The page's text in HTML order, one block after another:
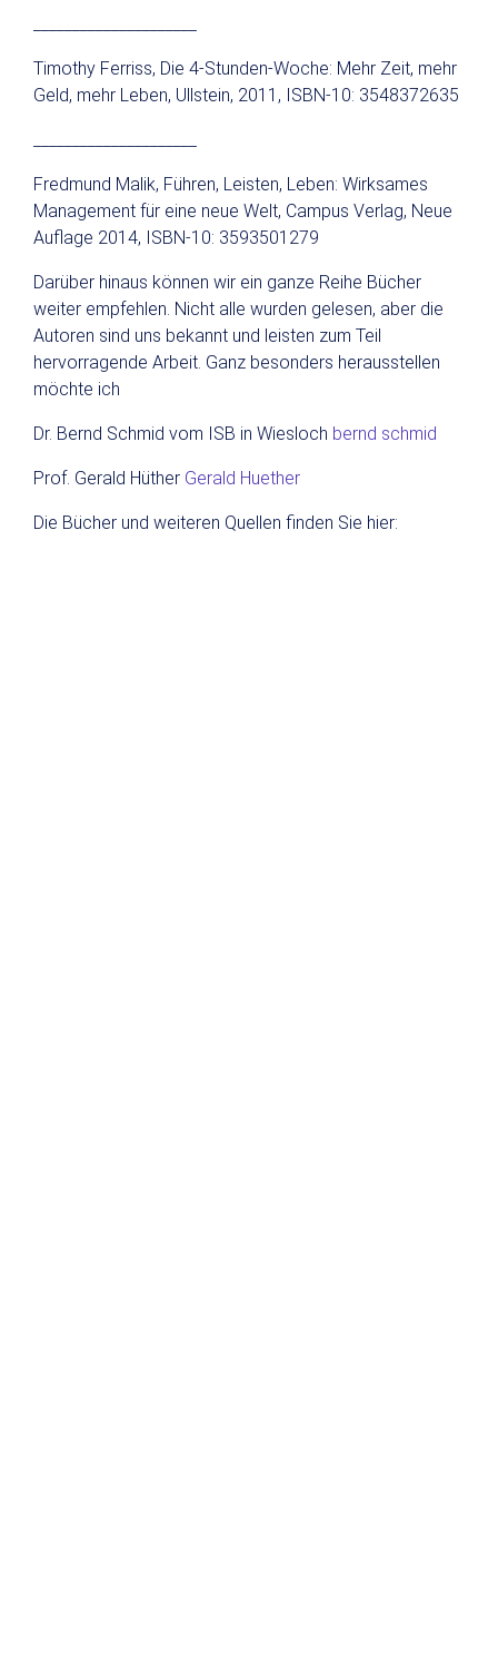
Timothy Ferriss, Die 4-Stunden-Woche: Mehr Zeit, mehr
Geld, mehr Leben, Ullstein, 2011, ISBN-10: 3548372635
Fredmund Malik, Führen, Leisten, Leben: Wirksames
Management für eine neue Welt, Campus Verlag, Neue
Auflage 2014, ISBN-10: 3593501279
Darüber hinaus können wir ein ganze Reihe Bücher
weiter empfehlen. Nicht alle wurden gelesen, aber die
Autoren sind uns bekannt und leisten zum Teil
hervorragende Arbeit. Ganz besonders herausstellen
möchte ich
Dr. Bernd Schmid vom ISB in Wiesloch bernd schmid
Prof. Gerald Hüther Gerald Huether
Die Bücher und weiteren Quellen finden Sie hier: